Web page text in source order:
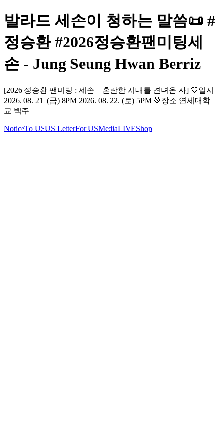
발라드 세손이 청하는 말씀📜 #
정승환 #2026정승환팬미팅세
손 - Jung Seung Hwan Berriz
[2026 정승환 팬미팅 : 세손 – 혼란한 시대를 견뎌온 자] 💛일시
2026. 08. 21. (금) 8PM 2026. 08. 22. (토) 5PM 💚장소 연세대학
교 백주
NoticeTo USUS LetterFor USMediaLIVEShop